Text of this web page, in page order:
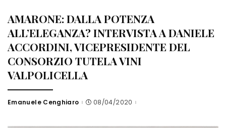
AMARONE: DALLA POTENZA
ALL’ELEGANZA? INTERVISTA A DANIELE
ACCORDINI, VICEPRESIDENTE DEL
CONSORZIO TUTELA VINI
VALPOLICELLA
Posted
Emanuele Cenghiaro 08/04/2020